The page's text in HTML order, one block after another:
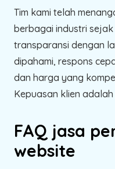
Tim kami telah
berbagai industri sejak
transparansi dengan
dipahami, respons
dan harga yang
Kepuasan klien
FAQ jasa
website